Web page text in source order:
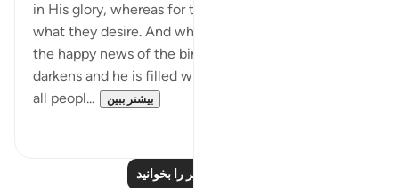
in His glory, whereas for themselves they choose
what they desire. And when any of them is given
the happy news of the birth of a girl, his face
darkens and he is filled with gloom. He tries to avoid
all peopl...
بیشتر ببین
درس‌های بیشتر را بخوانید